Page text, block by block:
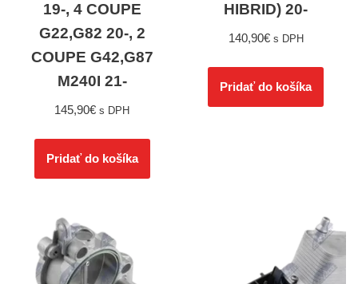
19-, 4 COUPE
G22,G82 20-, 2
COUPE G42,G87
M240I 21-
145,90€ s DPH
Pridať do košíka
HIBRID) 20-
140,90€ s DPH
Pridať do košíka